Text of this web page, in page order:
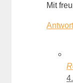
Mit